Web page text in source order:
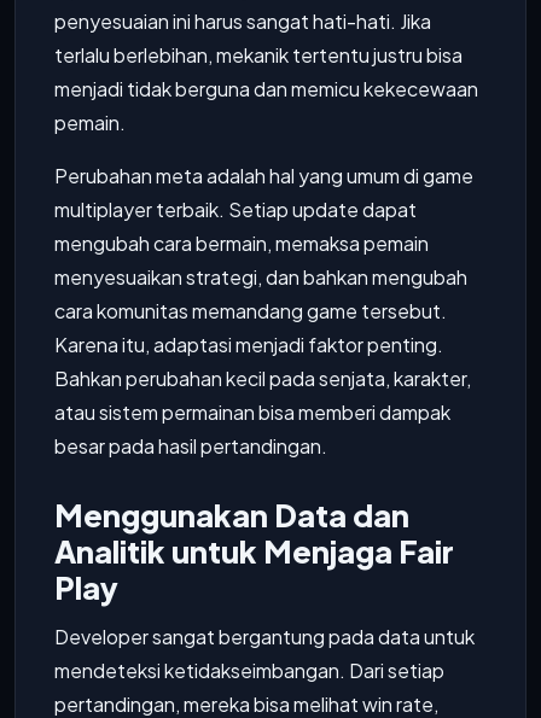
penyesuaian ini harus sangat hati-hati. Jika
terlalu berlebihan, mekanik tertentu justru bisa
menjadi tidak berguna dan memicu kekecewaan
pemain.
Perubahan meta adalah hal yang umum di game
multiplayer terbaik. Setiap update dapat
mengubah cara bermain, memaksa pemain
menyesuaikan strategi, dan bahkan mengubah
cara komunitas memandang game tersebut.
Karena itu, adaptasi menjadi faktor penting.
Bahkan perubahan kecil pada senjata, karakter,
atau sistem permainan bisa memberi dampak
besar pada hasil pertandingan.
Menggunakan Data dan
Analitik untuk Menjaga Fair
Play
Developer sangat bergantung pada data untuk
mendeteksi ketidakseimbangan. Dari setiap
pertandingan, mereka bisa melihat win rate,